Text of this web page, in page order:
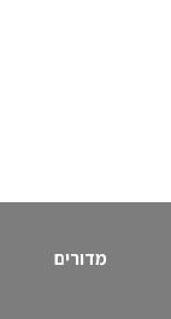
מדורים